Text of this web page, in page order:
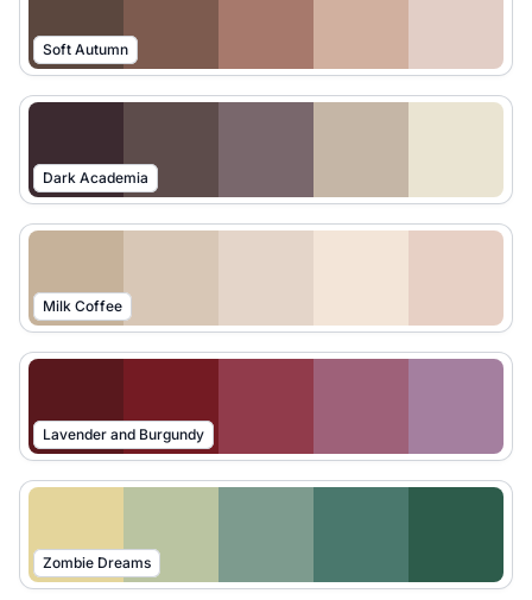
Soft Autumn
Dark Academia
Milk Coffee
Lavender and Burgundy
Zombie Dreams